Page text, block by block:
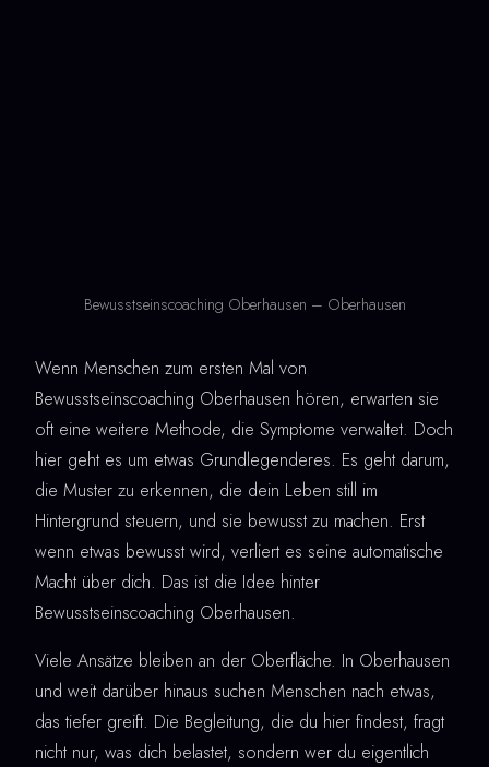
Bewusstseinscoaching Oberhausen – Oberhausen
Wenn Menschen zum ersten Mal von
Bewusstseinscoaching Oberhausen hören, erwarten sie
oft eine weitere Methode, die Symptome verwaltet. Doch
hier geht es um etwas Grundlegenderes. Es geht darum,
die Muster zu erkennen, die dein Leben still im
Hintergrund steuern, und sie bewusst zu machen. Erst
wenn etwas bewusst wird, verliert es seine automatische
Macht über dich. Das ist die Idee hinter
Bewusstseinscoaching Oberhausen.
Viele Ansätze bleiben an der Oberfläche. In Oberhausen
und weit darüber hinaus suchen Menschen nach etwas,
das tiefer greift. Die Begleitung, die du hier findest, fragt
nicht nur, was dich belastet, sondern wer du eigentlich